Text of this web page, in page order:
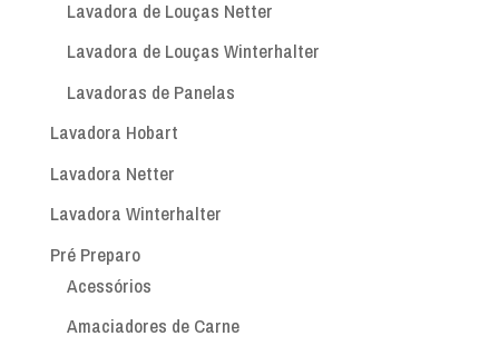
Lavadora de Louças Netter
Lavadora de Louças Winterhalter
Lavadoras de Panelas
Lavadora Hobart
Lavadora Netter
Lavadora Winterhalter
Pré Preparo
Acessórios
Amaciadores de Carne